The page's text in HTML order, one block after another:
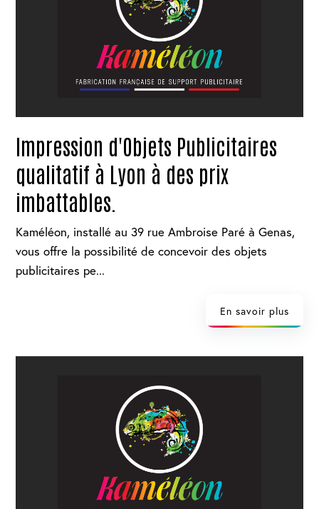
Impression d'Objets Publicitaires
qualitatif à Lyon à des prix
imbattables.
Kaméléon, installé au 39 rue Ambroise Paré à Genas,
vous offre la possibilité de concevoir des objets
publicitaires pe...
En savoir plus